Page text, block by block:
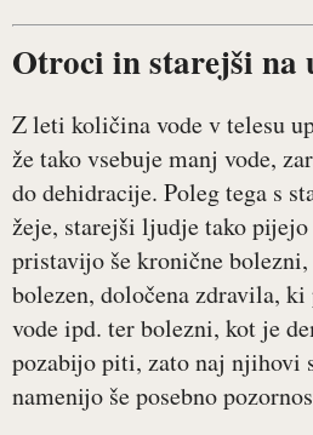
Otroci in starejši na
Z leti količina vode v telesu
že tako vsebuje manj vode,
do dehidracije. Poleg tega s
žeje, starejši ljudje tako
pristavijo še kronične
bolezen, določena zdravila,
vode ipd. ter bolezni, kot je
pozabijo piti, zato naj njihovi
namenijo še posebno